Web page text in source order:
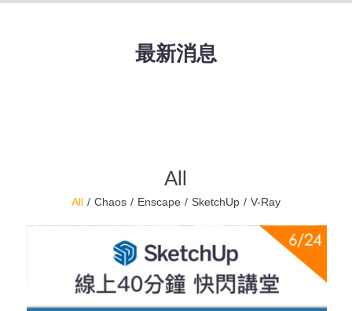
最新消息
All
All / Chaos / Enscape / SketchUp / V-Ray